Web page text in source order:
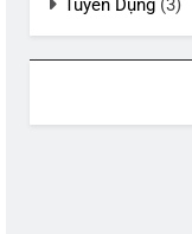
Tuyển Dụng (3)